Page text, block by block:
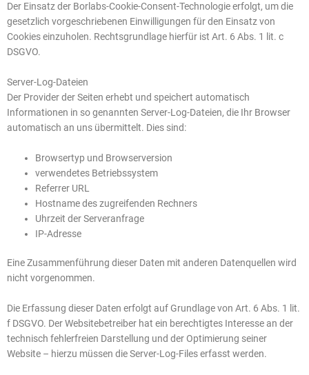
Der Einsatz der Borlabs-Cookie-Consent-Technologie erfolgt, um die
gesetzlich vorgeschriebenen Einwilligungen für den Einsatz von
Cookies einzuholen. Rechtsgrundlage hierfür ist Art. 6 Abs. 1 lit. c
DSGVO.
Server-Log-Dateien
Der Provider der Seiten erhebt und speichert automatisch
Informationen in so genannten Server-Log-Dateien, die Ihr Browser
automatisch an uns übermittelt. Dies sind:
Browsertyp und Browserversion
verwendetes Betriebssystem
Referrer URL
Hostname des zugreifenden Rechners
Uhrzeit der Serveranfrage
IP-Adresse
Eine Zusammenführung dieser Daten mit anderen Datenquellen wird
nicht vorgenommen.
Die Erfassung dieser Daten erfolgt auf Grundlage von Art. 6 Abs. 1 lit.
f DSGVO. Der Websitebetreiber hat ein berechtigtes Interesse an der
technisch fehlerfreien Darstellung und der Optimierung seiner
Website – hierzu müssen die Server-Log-Files erfasst werden.